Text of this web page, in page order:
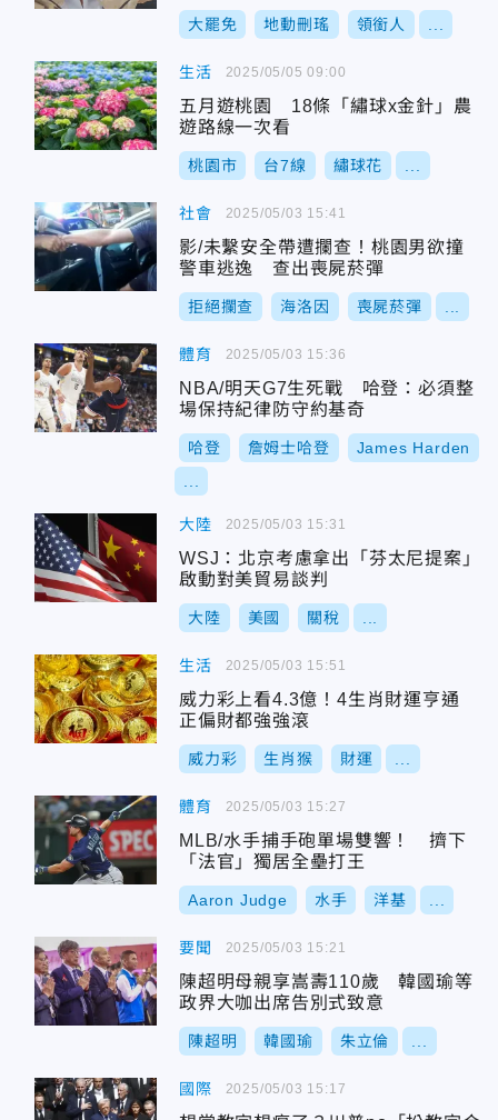
大罷免 地動刪瑤 領銜人
生活
五月遊桃園 18條「繡球x金針」農
遊路線一次看
桃園市 台7線 繡球花
2025/05/05 09:00
社會
影/未繫安全帶遭攔查！桃園男欲撞
警車逃逸 查出喪屍菸彈
拒絕攔查 海洛因 喪屍菸彈
2025/05/03 15:41
體育
NBA/明天G7生死戰 哈登：必須整
場保持紀律防守約基奇
哈登 詹姆士哈登 James Harden
2025/05/03 15:36
大陸
WSJ：北京考慮拿出「芬太尼提案」
啟動對美貿易談判
大陸 美國 關稅
2025/05/03 15:31
生活
威力彩上看4.3億！4生肖財運亨通
正偏財都強強滾
威力彩 生肖猴 財運
2025/05/03 15:51
體育
MLB/水手捕手砲單場雙響！ 擠下
「法官」獨居全壘打王
Aaron Judge 水手 洋基
2025/05/03 15:27
要聞
陳超明母親享嵩壽110歲 韓國瑜等
政界大咖出席告別式致意
陳超明 韓國瑜 朱立倫
2025/05/03 15:21
國際 2025/05/03 15:17